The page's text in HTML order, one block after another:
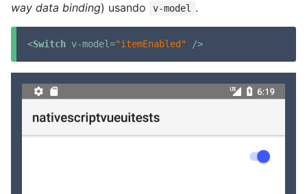
way data binding) usando v-model .
<Switch v-model="itemEnabled" />